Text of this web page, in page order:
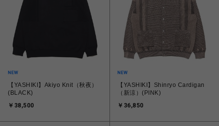
【YASHIKI】Akiyo Knit（秋夜）
(BLACK)
￥38,500
【YASHIKI】Shinryo Cardigan
（新涼）(PINK)
￥36,850